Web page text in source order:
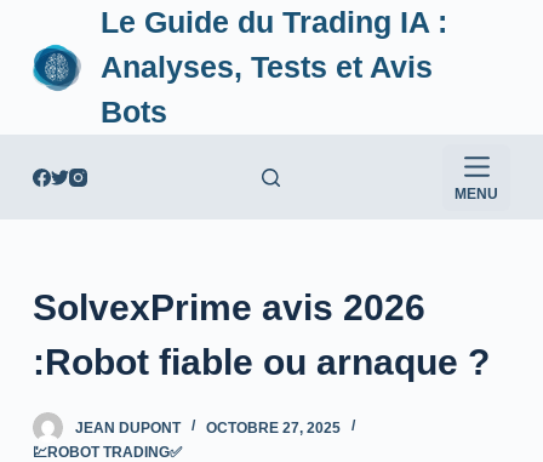
a
o
n
Le Guide du Trading IA :
Analyses, Tests et Avis
Bots
MENU
SolvexPrime avis 2026
:Robot fiable ou arnaque ?
JEAN DUPONT
OCTOBRE 27, 2025
💹ROBOT TRADING✅